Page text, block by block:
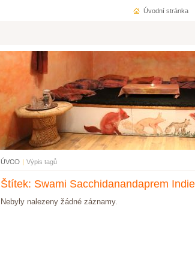
ÚVOD | Výpis tagů
Štítek: Swami Sacchidanandaprem
Nebyly nalezeny žádné záznamy.
Úvodní stránka